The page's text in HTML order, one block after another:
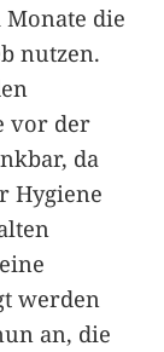
die
nutzen.
vor der
da
Hygiene
werden
an, die